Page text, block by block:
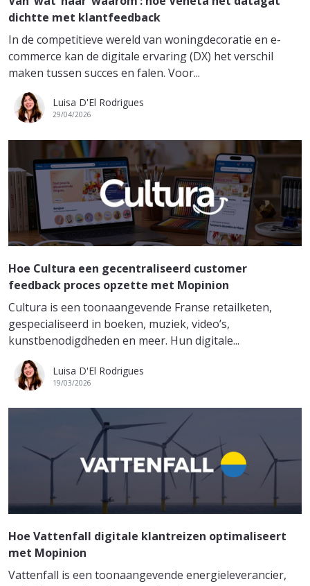
dichtte met klantfeedback
In de competitieve wereld van woningdecoratie en e-
commerce kan de digitale ervaring (DX) het verschil
maken tussen succes en falen. Voor...
Luisa D'El Rodrigues
29/04/2026
Hoe Cultura een gecentraliseerd customer
feedback proces opzette met Mopinion
Cultura is een toonaangevende Franse retailketen,
gespecialiseerd in boeken, muziek, video’s,
kunstbenodigdheden en meer. Hun digitale...
Luisa D'El Rodrigues
19/03/2026
Hoe Vattenfall digitale klantreizen optimaliseert
met Mopinion
Vattenfall is een toonaangevende energieleverancier,